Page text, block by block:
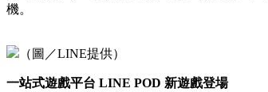
機。
（圖／LINE提供）
一站式遊戲平台 LINE POD 新遊戲登場